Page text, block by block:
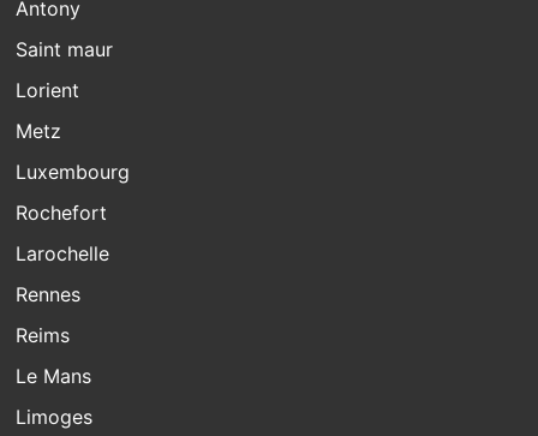
Antony
Saint maur
Lorient
Metz
Luxembourg
Rochefort
Larochelle
Rennes
Reims
Le Mans
Limoges